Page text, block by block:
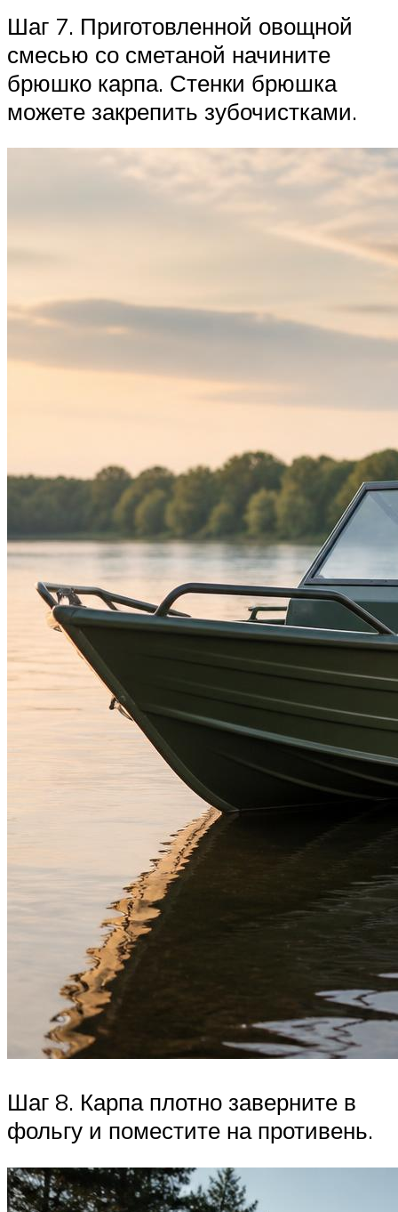
Шаг 7. Приготовленной овощной
смесью со сметаной начините
брюшко карпа. Стенки брюшка
можете закрепить зубочистками.
Шаг 8. Карпа плотно заверните в
фольгу и поместите на противень.